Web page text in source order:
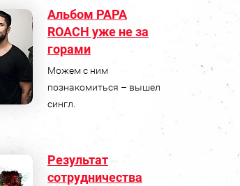
Альбом PAPA
ROACH уже не за
горами
Можем с ним
познакомиться – вышел
сингл.
Результат
сотрудничества